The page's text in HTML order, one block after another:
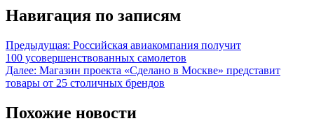
Навигация по записям
Предыдущая: Российская авиакомпания получит
100 усовершенствованных самолетов
Далее: Магазин проекта «Сделано в Москве» представит
товары от 25 столичных брендов
Похожие новости